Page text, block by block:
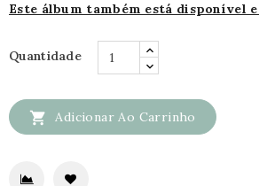
Este álbum também está disponível
Quantidade
 Adicionar Ao Carrinho